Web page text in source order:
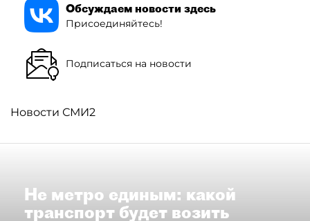
Обсуждаем новости здесь
Присоединяйтесь!
Подписаться на новости
Новости СМИ2
Не метро единым: какой
транспорт будет возить